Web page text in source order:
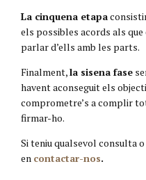
La cinquena etapa
els possibles acords als
parlar d’ells amb les parts.
Finalment,la sisena fase
havent aconseguit els
comprometre’s a complir
firmar-ho.
Si teniu qualsevol consulta
en contactar-nos.